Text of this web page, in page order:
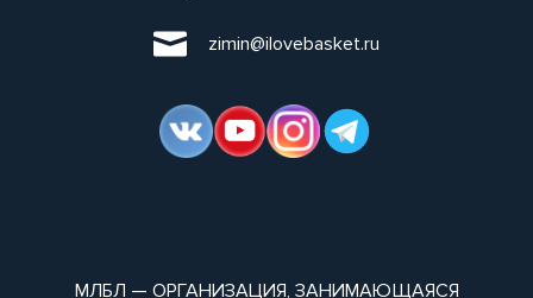
zimin@ilovebasket.ru
МЛБЛ — ОРГАНИЗАЦИЯ, ЗАНИМАЮЩАЯСЯ